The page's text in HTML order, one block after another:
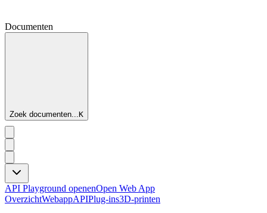
Documenten
Zoek documenten...K
API Playground openenOpen Web App
OverzichtWebappAPIPlug-ins3D-printen